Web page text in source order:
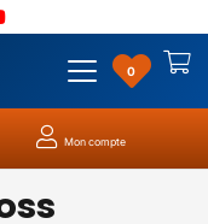
0
Mon compte